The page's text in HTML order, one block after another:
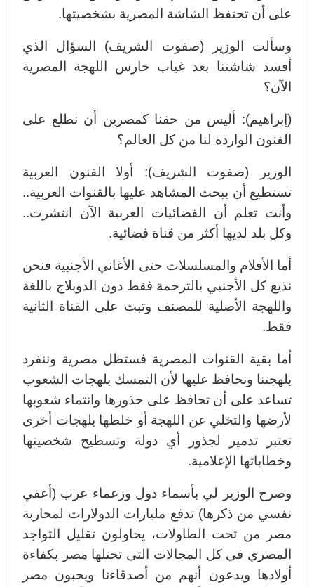
على أن تحتفظ الشاشة المصرية بشخصيتها.
وسألت الوزير (صفوت الشريف) السؤال الذي
أفسد شاشتنا بعد غياب حارس اللهجة المصرية
الآن؟
(إبراهيم): أليس من حقنا كمصرين أن نطلع على
الفنون الواردة لنا من كل العالم؟
الوزير (صفوت الشريف): أولا الفنون العربية
تستطيع أن يبحث المشاهد عليها بالقنوات العربية..
وأنت تعلم أن الفضائيات العربية الآن انتشرت..
وكل بلد لديها أكثر من قناة فضائية.
أما الأفلام والمسلسلات حتى الأغاني الأجنبية فنحن
نذيع كل الأجنبي بالترجمة فقط دون الدوبلاج باللغة
واللهجة الأصلية للمصنف وتبث على القناة الثانية
فقط.
أما بقية القنوات المصرية فستظل مصرية وننفرد
بلهجتنا ونحافظ عليها لأن التمسك بلهجات الشعوب
تساعد على أن تحافظ على جذورها وانتماء شعوبها
لأرضها والتخلي عن اللهجة أو خلطها بلهجات أخرى
تعتبر تدمير لجذور أي دولة وتسطيح شخصيتها
وخطاباتها الإعلامية.
وصرح الوزير لي بأسماء دول وزعماء عرب (أعفي
نفسي من ذكرها) تدفع مليارات الدولارات لمحاربة
مصر من تحت الطاولات، يحاولون تقليل التواجد
المصري في كل المجالات التي تحتلها مصر بكفاءة
أولادها ويدعون أنهم من أصدقاءنا ويحبون مصر